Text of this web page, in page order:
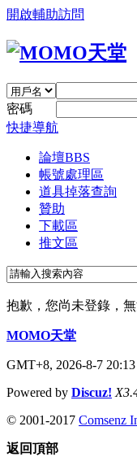
開啟輔助訪問
密碼
快捷導航
論壇BBS
帳號處理區
道具掉落查詢
贊助
下載區
推文區
抱歉，您尚未登錄，
MOMO天堂
GMT+8, 2026-8-7 20:13
Powered by Discuz!
© 2001-2017 Comsenz
返回頂部